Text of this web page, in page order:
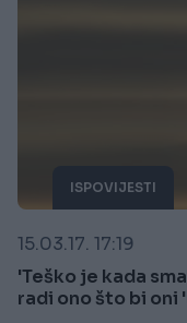
ISPOVIJESTI
15.03.17. 17:19
'Teško je kada
radi ono što bi